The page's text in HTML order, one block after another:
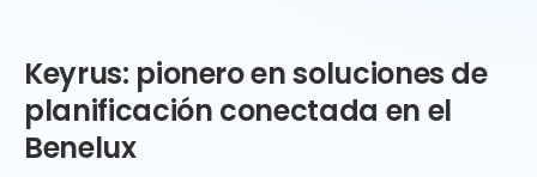
Keyrus: pionero en soluciones de
planificación conectada en el
Benelux